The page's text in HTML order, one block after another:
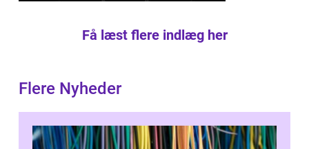
Få læst flere indlæg her
Flere Nyheder